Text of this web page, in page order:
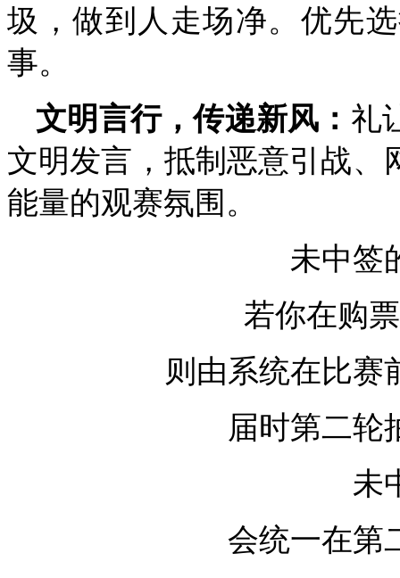
圾，做到人走场净。优先
事。
文明言行，传递新风： 礼
文明发言，抵制恶意引战、
能量的观赛氛围。
未中签
若你在购
则由系统在比赛
届时第二轮
未
会统一在第